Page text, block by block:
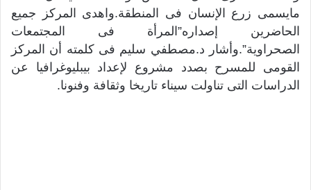
مايسمى زرع الإنسان فى المنطقة.واهدى المركز جميع
الحاضرين إصداره”المرأة فى المجتمعات
الصحراوية”.وأشار د.مصطفي سليم فى كلمته أن المركز
القومى للمسرح بصدد مشروع لإعداد بيبليوغرافيا عن
الدراسات التى تناولت سيناء تاريخا وثقافة وفنونا.